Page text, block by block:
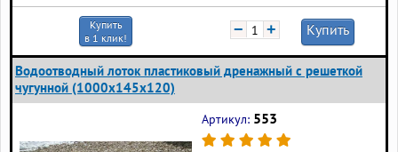
Купить
в 1 клик!
− + Купить
Водоотводный лоток пластиковый дренажный с решеткой
чугунной (1000x145x120)
Артикул: 553